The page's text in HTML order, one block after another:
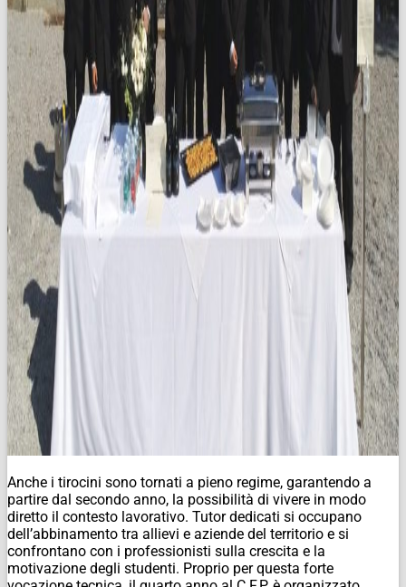
Anche i tirocini sono tornati a pieno regime, garantendo a
partire dal secondo anno, la possibilità di vivere in modo
diretto il contesto lavorativo. Tutor dedicati si occupano
dell’abbinamento tra allievi e aziende del territorio e si
confrontano con i professionisti sulla crescita e la
motivazione degli studenti. Proprio per questa forte